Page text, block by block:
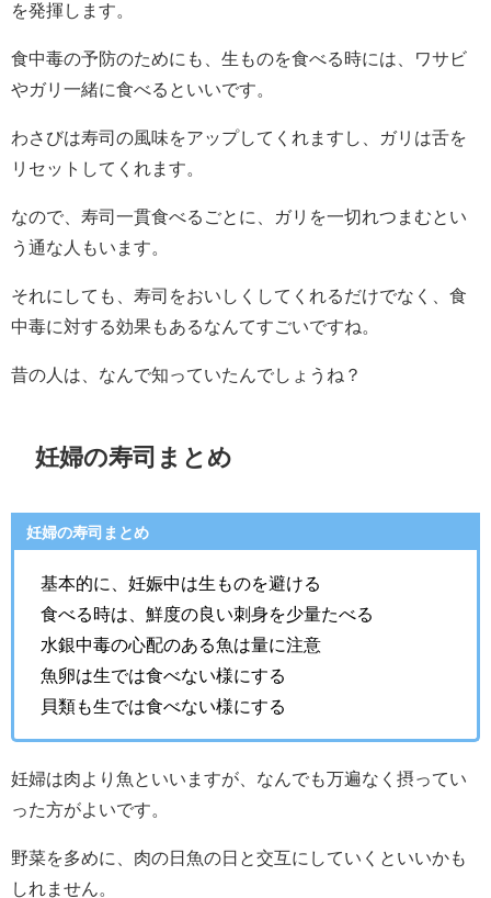
を発揮します。
食中毒の予防のためにも、生ものを食べる時には、ワサビ
やガリ一緒に食べるといいです。
わさびは寿司の風味をアップしてくれますし、ガリは舌を
リセットしてくれます。
なので、寿司一貫食べるごとに、ガリを一切れつまむとい
う通な人もいます。
それにしても、寿司をおいしくしてくれるだけでなく、食
中毒に対する効果もあるなんてすごいですね。
昔の人は、なんで知っていたんでしょうね？
妊婦の寿司まとめ
妊婦の寿司まとめ
基本的に、妊娠中は生ものを避ける
食べる時は、鮮度の良い刺身を少量たべる
水銀中毒の心配のある魚は量に注意
魚卵は生では食べない様にする
貝類も生では食べない様にする
妊婦は肉より魚といいますが、なんでも万遍なく摂ってい
った方がよいです。
野菜を多めに、肉の日魚の日と交互にしていくといいかも
しれません。